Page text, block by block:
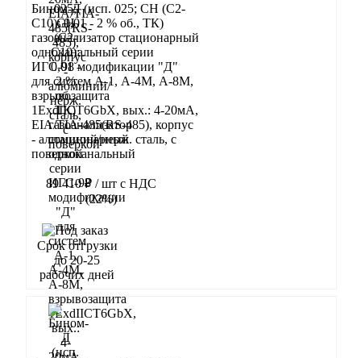
Бином-Д (исп. 025; CH (C2-
C10): 0,01 - 2 % об., ТК)
газоанализатор стационарный
одноканальный серии
ИГС-98 модификации "Д"
для систем А-1, А-4М, А-8М,
взрывозащита
1ExdIIСT6GbX, вых.: 4-20мА,
EIA/TIA-485(RS-485), корпус
- алюминий/нерж. сталь, с
поверкой
89 410 ₽ / шт с НДС
(22%)
Срок отгрузки
до 20-25
рабочих дней